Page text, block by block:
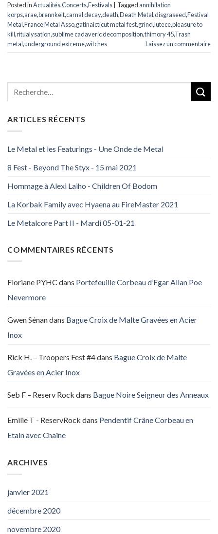
Posted inActualités,Concerts,Festivals Tagged annihilation
korps,arae,brennkelt,carnal decay,death,Death Metal,disgraseed,Festival
Metal,France Metal Asso,gatinaicticut metal fest,grind,lutece,pleasure to
kill,ritualysation,sublime cadaveric decomposition,thimory 45,Trash
metal,underground extreme,witches Laissez un commentaire
ARTICLES RÉCENTS
Le Metal et les Featurings - Une Onde de Metal
8 Fest - Beyond The Styx - 15 mai 2021
Hommage à Alexi Laiho - Children Of Bodom
La Korbak Family avec Hyaena au FireMaster 2021
Le Metalcore Part II - Mardi 05-01-21
COMMENTAIRES RÉCENTS
Floriane PYHC dans Portefeuille Corbeau d’Egar Allan Poe
Nevermore
Gwen Sénandans Bague Croix de Malte Gravées en Acier
Inox
Rick H. – Troopers Fest #4dans Bague Croix de Malte
Gravées en Acier Inox
Seb F – Reserv Rock dans Bague Noire Seigneur des Anneaux
Emilie T - ReservRock dans Pendentif Crâne Corbeau en
Etain avec Chaîne
ARCHIVES
janvier 2021
décembre 2020
novembre 2020